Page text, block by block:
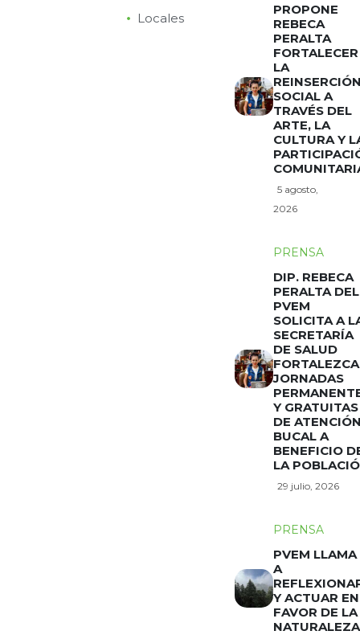
Locales
PROPONE
REBECA
PERALTA
FORTALECER
LA
SOCIAL A
TRAVÉS DEL
ARTE, LA
CULTURA Y
5 agosto,
2026
PRENSA
DIP. REBECA
PERALTA DEL
PVEM
SOLICITA A
SECRETARÍA
DE SALUD
FORTALEZCA
JORNADAS
Y GRATUITAS
DE
BUCAL A
BENEFICIO
LA
29 julio, 2026
PRENSA
PVEM LLAMA
A
Y ACTUAR EN
FAVOR DE LA
NATURALEZA